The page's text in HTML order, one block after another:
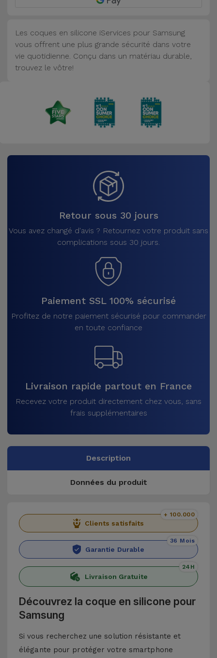
Mobilité,
Auto et
Vélo
Accessoires
Les coques en silicone iServices pour Samsung
vous offrent une plus grande sécurité dans votre
vie quotidienne. Conçu dans un matériau durable,
trouvez le vôtre!
Retour sous 30 jours
Vous avez changé d'avis ? Retournez votre produit sans
complications sous 30 jours.
Paiement SSL 100% sécurisé
Profitez de notre paiement sécurisé pour commander
en toute confiance
Livraison rapide partout en France
Recevez votre produit directement chez vous, sans
frais supplémentaires
Description
Données du produit
Clients satisfaits
+ 100.000
Garantie Durable
36 Mois
Livraison Gratuite
24H
Découvrez la coque en silicone pour
Samsung
Si vous recherchez une solution résistante et
élégante pour protéger votre smartphone